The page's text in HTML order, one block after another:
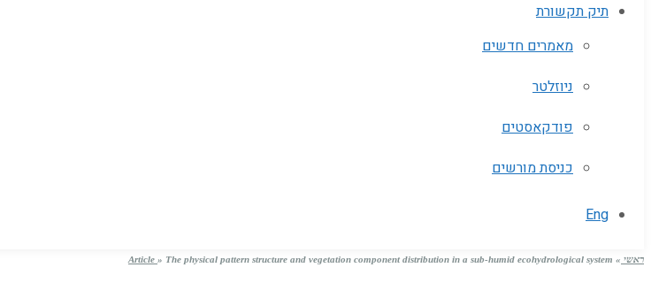
תיק תקשורת
מאמרים חדשים
ניוזלטר
פודקאסטים
כניסת מורשים
Eng
ראשי »
Article » The physical pattern structure and vegetation component distribution in a sub-humid ecohydrological system